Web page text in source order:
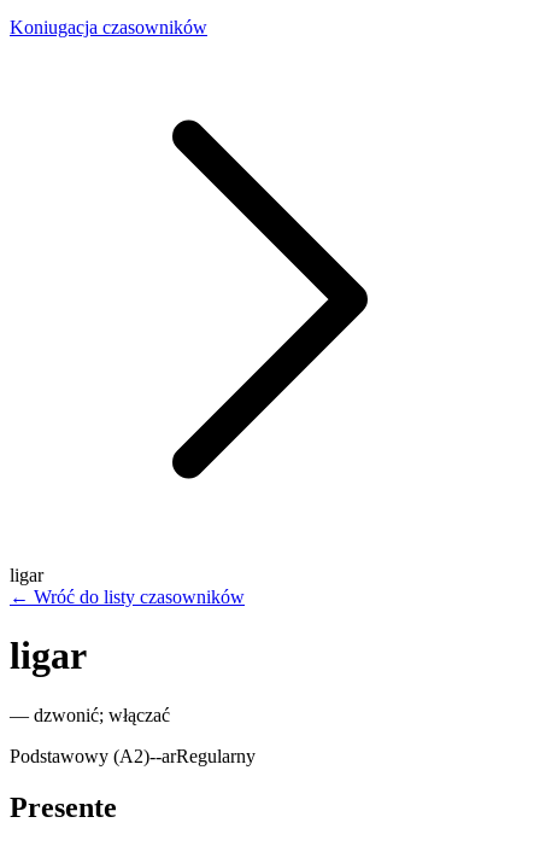
Koniugacja czasowników
ligar
← Wróć do listy czasowników
ligar
— dzwonić; włączać
Podstawowy (A2)--arRegularny
Presente